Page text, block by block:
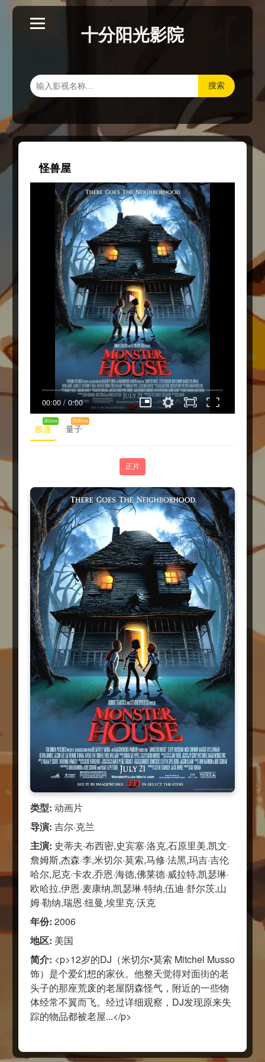
十分阳光影院
搜索
怪兽屋
00:00/ 0:00
极速
261ms
量子
2520ms
正片
类型: 动画片
导演: 吉尔·克兰
主演: 史蒂夫·布西密,史宾塞·洛克,石原里美,凯文·
詹姆斯,杰森·李,米切尔·莫索,马修·法黑,玛吉·吉伦
哈尔,尼克·卡农,乔恩·海德,佛莱德·威拉特,凯瑟琳·
欧哈拉,伊恩·麦康纳,凯瑟琳·特纳,伍迪·舒尔茨,山
姆·勒纳,瑞恩·纽曼,埃里克·沃克
年份: 2006
地区: 美国
简介: <p>12岁的DJ（米切尔•莫索 Mitchel Musso
饰）是个爱幻想的家伙。他整天觉得对面街的老
头子的那座荒废的老屋阴森怪气，附近的一些物
体经常不翼而飞。经过详细观察，DJ发现原来失
踪的物品都被老屋...</p>